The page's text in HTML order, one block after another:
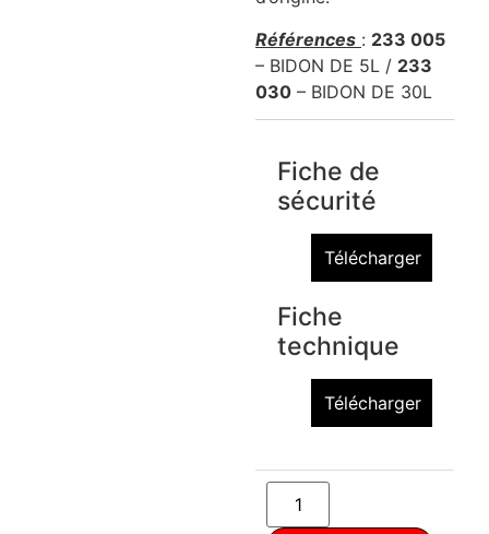
Références : 233 005
– BIDON DE 5L / 233
030 – BIDON DE 30L
Fiche de
sécurité
Télécharger
Fiche
technique
Télécharger